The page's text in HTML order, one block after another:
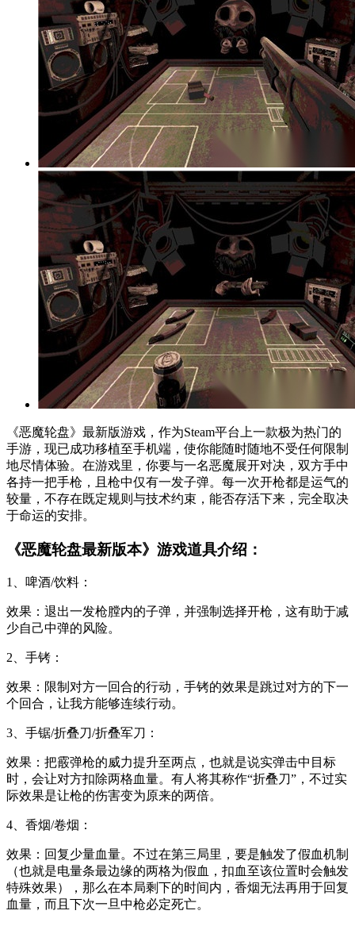
《恶魔轮盘》最新版游戏，作为Steam平台上一款极为热门的
手游，现已成功移植至手机端，使你能随时随地不受任何限制
地尽情体验。在游戏里，你要与一名恶魔展开对决，双方手中
各持一把手枪，且枪中仅有一发子弹。每一次开枪都是运气的
较量，不存在既定规则与技术约束，能否存活下来，完全取决
于命运的安排。
《恶魔轮盘最新版本》游戏道具介绍：
1、啤酒/饮料：
效果：退出一发枪膛内的子弹，并强制选择开枪，这有助于减
少自己中弹的风险。
2、手铐：
效果：限制对方一回合的行动，手铐的效果是跳过对方的下一
个回合，让我方能够连续行动。
3、手锯/折叠刀/折叠军刀：
效果：把霰弹枪的威力提升至两点，也就是说实弹击中目标
时，会让对方扣除两格血量。有人将其称作“折叠刀”，不过实
际效果是让枪的伤害变为原来的两倍。
4、香烟/卷烟：
效果：回复少量血量。不过在第三局里，要是触发了假血机制
（也就是电量条最边缘的两格为假血，扣血至该位置时会触发
特殊效果），那么在本局剩下的时间内，香烟无法再用于回复
血量，而且下次一旦中枪必定死亡。